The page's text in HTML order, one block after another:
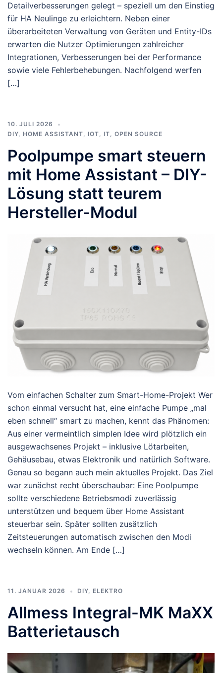
Detailverbesserungen gelegt – speziell um den Einstieg
für HA Neulinge zu erleichtern. Neben einer
überarbeiteten Verwaltung von Geräten und Entity-IDs
erwarten die Nutzer Optimierungen zahlreicher
Integrationen, Verbesserungen bei der Performance
sowie viele Fehlerbehebungen. Nachfolgend werfen
[…]
10. JULI 2026
DIY, HOME ASSISTANT, IOT, IT, OPEN SOURCE
Poolpumpe smart steuern
mit Home Assistant – DIY-
Lösung statt teurem
Hersteller-Modul
Vom einfachen Schalter zum Smart-Home-Projekt Wer
schon einmal versucht hat, eine einfache Pumpe „mal
eben schnell“ smart zu machen, kennt das Phänomen:
Aus einer vermeintlich simplen Idee wird plötzlich ein
ausgewachsenes Projekt – inklusive Lötarbeiten,
Gehäusebau, etwas Elektronik und natürlich Software.
Genau so begann auch mein aktuelles Projekt. Das Ziel
war zunächst recht überschaubar: Eine Poolpumpe
sollte verschiedene Betriebsmodi zuverlässig
unterstützen und bequem über Home Assistant
steuerbar sein. Später sollten zusätzlich
Zeitsteuerungen automatisch zwischen den Modi
wechseln können. Am Ende […]
11. JANUAR 2026 DIY ELEKTRO
Allmess Integral-MK MaXX
Batterietausch